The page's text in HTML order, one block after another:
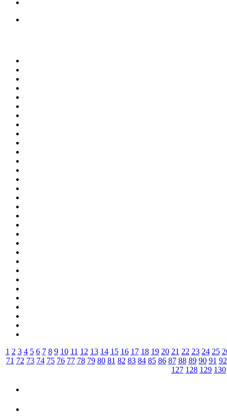
1 2 3 4 5 6 7 8 9 10 11 12 13 14 15 16 17 18 19 20 21 22 23 24 25
71 72 73 74 75 76 77 78 79 80 81 82 83 84 85 86 87 88 89 90 91 92
127 128 129 130